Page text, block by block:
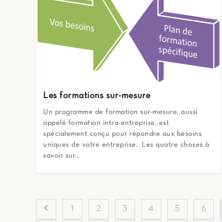
Les formations sur-mesure
Un programme de formation sur-mesure, aussi
appelé formation intra-entreprise, est
spécialement conçu pour répondre aux besoins
uniques de votre entreprise. Les quatre choses à
savoir sur...
2 3 4 5 6